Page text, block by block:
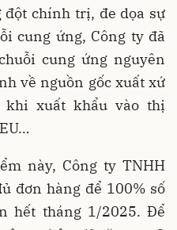
đột chính trị, đe dọa sự
cung ứng, Công ty đã
cung ứng nguyên
về nguồn gốc xuất xứ
khi xuất khẩu vào thị
này, Công ty TNHH
đơn hàng để 100% số
hết tháng 1/2025. Để